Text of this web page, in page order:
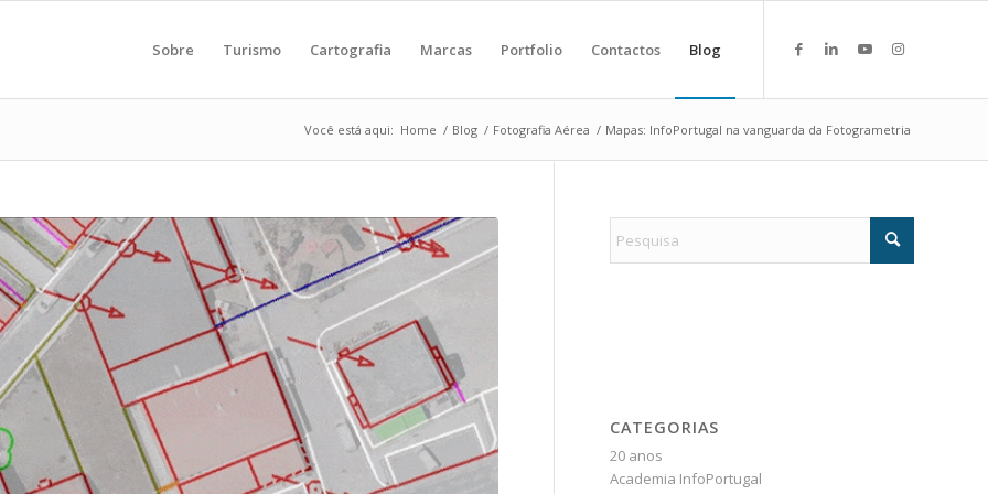
Sobre Turismo Cartografia Marcas Portfolio Contactos Blog
Você está aqui: Home / Blog / Fotografia Aérea / Mapas: InfoPortugal na vanguarda da Fotogrametria
CATEGORIAS
20 anos
Academia InfoPortugal